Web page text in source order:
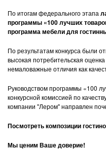
По итогам федерального этапа
программы «100 лучших
программа мебели для
По результатам конкурса были
высокая потребительская
немаловажные отличия как
Руководством программы «100
конкурсной комиссией по
компании "Лером" направлен
Посмотреть композиции
Мы ценим Ваше доверие!